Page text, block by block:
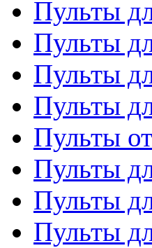
Пульты
Пульты
Пульты
Пульты
Пульты
Пульты
Пульты
Пульты